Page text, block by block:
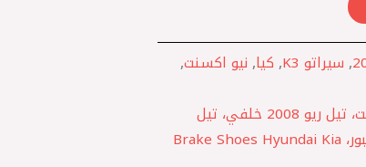
, سيراتو K3 , كيا, نيو اكسنت,
تيل خلفي قبقاب نيو اكسنت، تيل ريو 2008 خلفي، تيل
سيراتو K3 درام، Genuine Parts غبور، Brake Shoes Hyundai Kia